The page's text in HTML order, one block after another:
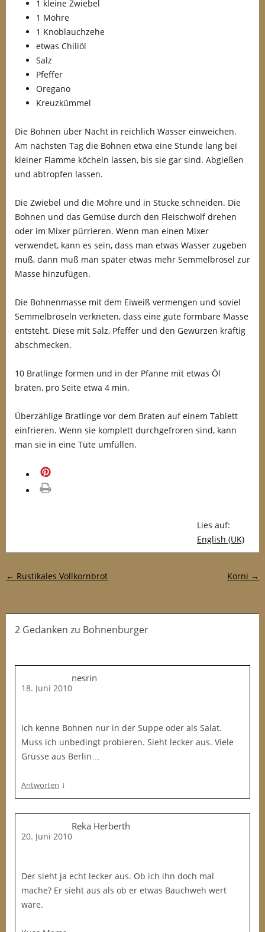
1 kleine Zwiebel
1 Möhre
1 Knoblauchzehe
etwas Chiliöl
Salz
Pfeffer
Oregano
Kreuzkümmel
Die Bohnen über Nacht in reichlich Wasser einweichen.
Am nächsten Tag die Bohnen etwa eine Stunde lang bei
kleiner Flamme köcheln lassen, bis sie gar sind. Abgießen
und abtropfen lassen.
Die Zwiebel und die Möhre und in Stücke schneiden. Die
Bohnen und das Gemüse durch den Fleischwolf drehen
oder im Mixer pürrieren. Wenn man einen Mixer
verwendet, kann es sein, dass man etwas Wasser zugeben
muß, dann muß man später etwas mehr Semmelbrösel zur
Masse hinzufügen.
Die Bohnenmasse mit dem Eiweiß vermengen und soviel
Semmelbröseln verkneten, dass eine gute formbare Masse
entsteht. Diese mit Salz, Pfeffer und den Gewürzen kräftig
abschmecken.
10 Bratlinge formen und in der Pfanne mit etwas Öl
braten, pro Seite etwa 4 min.
Überzählige Bratlinge vor dem Braten auf einem Tablett
einfrieren. Wenn sie komplett durchgefroren sind, kann
man sie in eine Tüte umfüllen.
Lies auf:
English (UK)
Post-Navigation
← Rustikales Vollkornbrot Korni →
2 Gedanken zu Bohnenburger
nesrin
18. Juni 2010
Ich kenne Bohnen nur in der Suppe oder als Salat.
Muss ich unbedingt probieren. Sieht lecker aus. Viele
Grüsse aus Berlin…
Antworten ↓
Reka Herberth
20. Juni 2010
Der sieht ja echt lecker aus. Ob ich ihn doch mal
mache? Er sieht aus als ob er etwas Bauchweh wert
wäre.